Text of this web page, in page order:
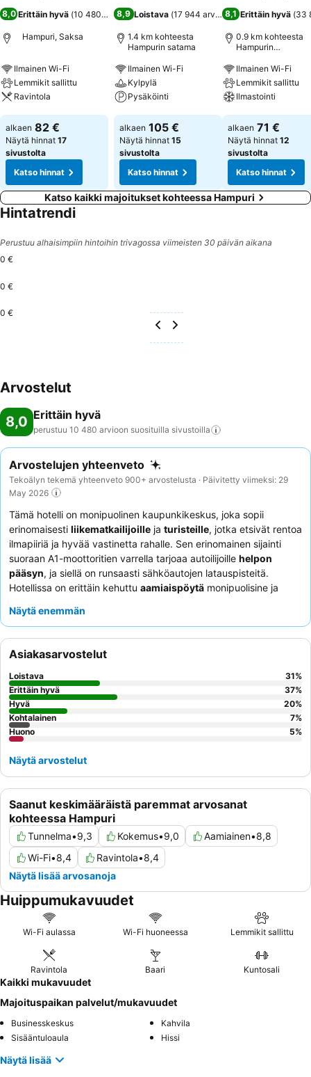
8,0 Erittäin hyvä (10 480 arviota)
Hampuri, Saksa
Ilmainen Wi-Fi
Lemmikit sallittu
Ravintola
Katso hinnat
alkaen 82 €
Näytä hinnat 17
sivustolta
Katso hinnat
8,9 Loistava (17 944 arviota)
1.4 km kohteesta
Hampurin satama
Ilmainen Wi-Fi
Kylpylä
Pysäköinti
Katso hinnat
alkaen 105 €
Näytä hinnat 15
sivustolta
Katso hinnat
8,1 Erittäin hyvä (33
0.9 km kohteesta
Hampurin
Ilmainen Wi-Fi
Lemmikit sallittu
Ilmastointi
Katso hinnat
alkaen 71 €
Näytä hinnat 12
sivustolta
Katso hinnat
Katso kaikki majoitukset kohteessa Hampuri
Hintatrendi
Perustuu alhaisimpiin hintoihin trivagossa viimeisten 30 päivän aikana
0 €
0 €
0 €
Arvostelut
8,0 Erittäin hyvä
perustuu 10 480 arvioon suosituilla sivustoilla
Arvostelujen yhteenveto
Tekoälyn tekemä yhteenveto 900+ arvostelusta · Päivitetty viimeksi: 29
May 2026
Tämä hotelli on monipuolinen kaupunkikeskus, joka sopii
erinomaisesti liikematkailijoille ja turisteille, jotka etsivät rentoa
ilmapiiriä ja hyvää vastinetta rahalle. Sen erinomainen sijainti
suoraan A1-moottoritien varrella tarjoaa autoilijoille helpon
pääsyn, ja siellä on runsaasti sähköautojen latauspisteitä.
Hotellissa on erittäin kehuttu aamiaispöytä monipuolisine ja
Asiakkaat kehuvat jatkuvasti
palvelustaan. Hiljaisempaa kokemusta kaipaaville asiakkaille
suositellaan puutarhaan päin olevia huoneita.
Näytä enemmän
Saanut keskimääräistä paremmat arvosanat
kohteessa Hampuri
Tunnelma•9,3 Kokemus•9,0 Aamiainen•8,8
Wi-Fi•8,4 Ravintola•8,4
Näytä lisää arvosanoja
Asiakasarvostelut
Loistava 31%
Erittäin hyvä
37%
Hyvä
20%
Kohtalainen
7%
Huono
5%
Näytä arvostelut
Huippumukavuudet
Wi-Fi aulassa Wi-Fi huoneessa Lemmikit sallittu
Ravintola Baari Kuntosali
Kaikki mukavuudet
Majoituspaikan palvelut/mukavuudet
Businesskeskus
Kahvila
Sisääntuloaula
Hissi
Näytä lisää